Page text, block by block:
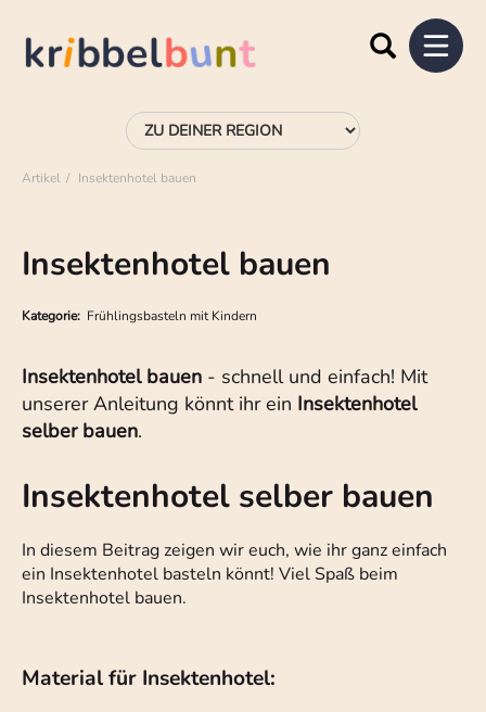
Artikel Insektenhotel bauen
Insektenhotel bauen
Kategorie: Frühlingsbasteln mit Kindern
Insektenhotel bauen - schnell und einfach! Mit
unserer Anleitung könnt ihr ein Insektenhotel
selber bauen.
Insektenhotel selber bauen
In diesem Beitrag zeigen wir euch, wie ihr ganz einfach
ein Insektenhotel basteln könnt! Viel Spaß beim
Insektenhotel bauen.
Material für Insektenhotel: